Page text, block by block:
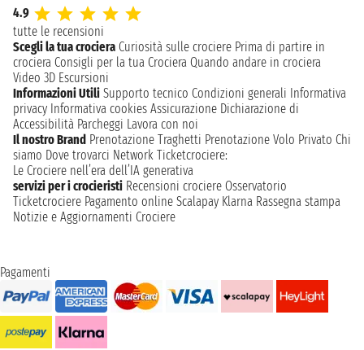
4.9
tutte le recensioni
Scegli la tua crociera Curiosità sulle crociere Prima di partire in
crociera Consigli per la tua Crociera Quando andare in crociera
Video 3D Escursioni
Informazioni Utili Supporto tecnico Condizioni generali Informativa
privacy Informativa cookies Assicurazione Dichiarazione di
Accessibilità Parcheggi Lavora con noi
Il nostro Brand Prenotazione Traghetti Prenotazione Volo Privato Chi
siamo Dove trovarci Network Ticketcrociere:
Le Crociere nell’era dell’IA generativa
servizi per i crocieristi Recensioni crociere Osservatorio
Ticketcrociere Pagamento online Scalapay Klarna Rassegna stampa
Notizie e Aggiornamenti Crociere
Pagamenti